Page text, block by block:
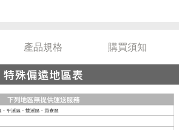
產品規格 購買須知